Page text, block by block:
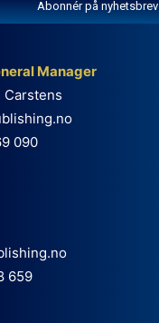
Abonnér på nyhetsbrev
Manager
Carstens
090
659